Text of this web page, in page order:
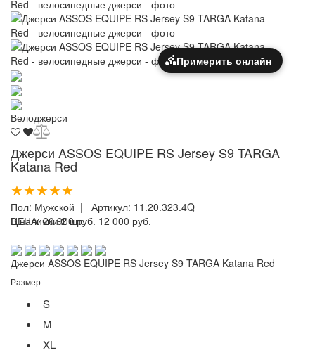
Примерить онлайн
Велоджерси
Джерси ASSOS EQUIPE RS Jersey S9 TARGA
Katana Red
★★★★★
Пол: Мужской | Артикул: 11.20.323.4Q
ЦЕНА:20 900 руб. 12 000 руб.
В наличии 2 шт.
Джерси ASSOS EQUIPE RS Jersey S9 TARGA Katana Red
Размер
S
M
XL